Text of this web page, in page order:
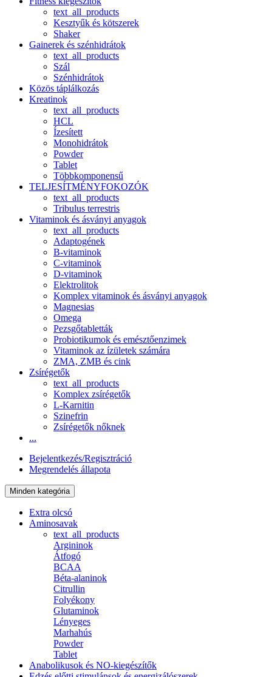
text_all_products
Kesztyűk és kötszerek
Shaker
Gainerek és szénhidrátok
text_all_products
Szál
Szénhidrátok
Közös táplálkozás
Kreatinok
text_all_products
HCL
Ízesített
Monohidrátok
Powder
Tablet
Többkomponensű
TELJESÍTMÉNYFOKOZÓK
text_all_products
Tribulus terrestris
Vitaminok és ásványi anyagok
text_all_products
Adaptogének
B-vitaminok
C-vitaminok
D-vitaminok
Elektrolitok
Komplex vitaminok és ásványi anyagok
Magnesias
Omega
Pezsgőtabletták
Probiotikumok és emésztőenzimek
Vitaminok az ízületek számára
ZMA, ZMB és cink
Zsírégetők
text_all_products
Komplex zsírégetők
L-Karnitin
Szinefrin
Zsírégetők nőknek
...
Bejelentkezés/Regisztráció
Megrendelés állapota
Minden kategória
Extra olcsó
Aminosavak
text_all_products
Argininok
Átfogó
BCAA
Béta-alaninok
Citrullin
Folyékony
Glutaminok
Lényeges
Marhahús
Powder
Tablet
Anabolikusok és NO-kiegészítők